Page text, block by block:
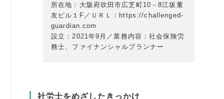
例会案内・活動報告
入会案内
所在地：大阪府吹田市広芝町10－8江坂董
友ビル１F／ＵＲＬ：https://challenged-
guardian.com
設立：2021年9月／業務内容：社会保険労
務士、ファイナンシャルプランナー
社労士をめざしたきっかけ